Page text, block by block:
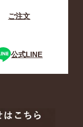
ご注文
公式LINE